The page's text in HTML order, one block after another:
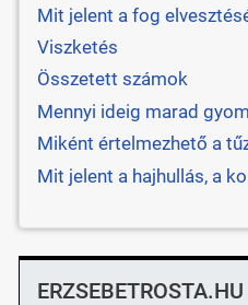
Mit jelent a fog
Viszketés
Összetett számok
Mennyi ideig marad
Miként értelmezhető a
Mit jelent a hajhullás, a
ERZSEBETROSTA.HU